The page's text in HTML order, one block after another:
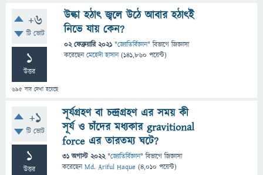
+6
টি ভোট
1
উত্তর
695 বার দেখা হয়েছে
উল্কা হঠাৎ জ্বলে উঠে আবার হঠাৎই
নিভে যায় কেন?
02 ফেব্রুয়ারি 2021 "জ্যোতির্বিজ্ঞান" বিভাগে জিজ্ঞাসা
করেছেনমেহেদী হাসান (141,860 পয়েন্ট)
+1
টি ভোট
1
উত্তর
সূর্যগ্রহণ বা চন্দ্রগ্রহণ এর সময় কী
সূর্য ও চাঁদের মধ্যকার gravitional
force এর তারতম্য ঘটে?
31 অগাস্ট 2022 "জ্যোতির্বিজ্ঞান" বিভাগে জিজ্ঞাসা
করেছেনMd. Ariful Haque (4,010 পয়েন্ট)